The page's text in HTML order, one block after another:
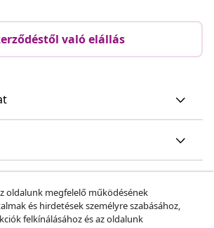
való elállás
oldalunk megfelelő működésének
és hirdetések személyre szabásához,
felkínálásához és az oldalunk